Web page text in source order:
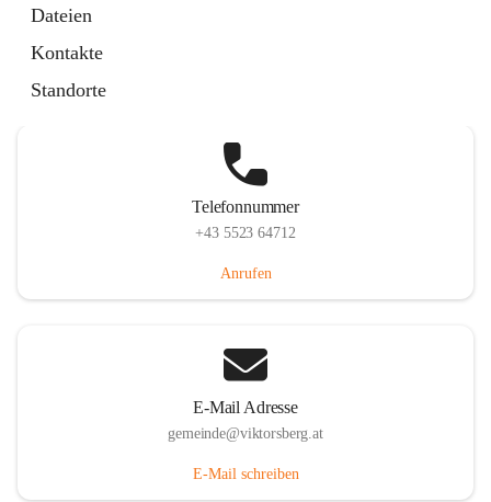
Dateien
Kontakte
Standorte
Telefonnummer
+43 5523 64712
Anrufen
E-Mail Adresse
gemeinde@viktorsberg.at
E-Mail schreiben